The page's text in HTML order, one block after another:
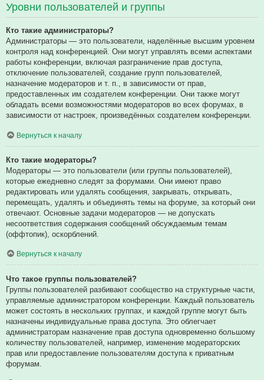
Уровни пользователей и группы
Кто такие администраторы?
Администраторы — это пользователи, наделённые высшим уровнем
контроля над конференцией. Они могут управлять всеми аспектами
работы конференции, включая разграничение прав доступа,
отключение пользователей, создание групп пользователей,
назначение модераторов и т. п., в зависимости от прав,
предоставленных им создателем конференции. Они также могут
обладать всеми возможностями модераторов во всех форумах, в
зависимости от настроек, произведённых создателем конференции.
Вернуться к началу
Кто такие модераторы?
Модераторы — это пользователи (или группы пользователей),
которые ежедневно следят за форумами. Они имеют право
редактировать или удалять сообщения, закрывать, открывать,
перемещать, удалять и объединять темы на форуме, за который они
отвечают. Основные задачи модераторов — не допускать
несоответствия содержания сообщений обсуждаемым темам
(оффтопик), оскорблений.
Вернуться к началу
Что такое группы пользователей?
Группы пользователей разбивают сообщество на структурные части,
управляемые администратором конференции. Каждый пользователь
может состоять в нескольких группах, и каждой группе могут быть
назначены индивидуальные права доступа. Это облегчает
администраторам назначение прав доступа одновременно большому
количеству пользователей, например, изменение модераторских
прав или предоставление пользователям доступа к приватным
форумам.